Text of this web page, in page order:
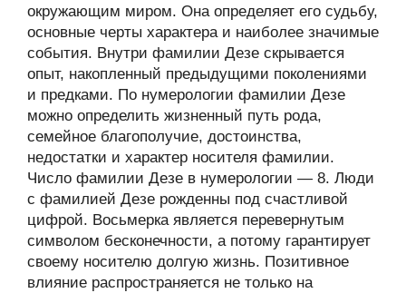
окружающим миром. Она определяет его судьбу,
основные черты характера и наиболее значимые
события. Внутри фамилии Дезе скрывается
опыт, накопленный предыдущими поколениями
и предками. По нумерологии фамилии Дезе
можно определить жизненный путь рода,
семейное благополучие, достоинства,
недостатки и характер носителя фамилии.
Число фамилии Дезе в нумерологии — 8. Люди
с фамилией Дезе рожденны под счастливой
цифрой. Восьмерка является перевернутым
символом бесконечности, а потому гарантирует
своему носителю долгую жизнь. Позитивное
влияние распространяется не только на